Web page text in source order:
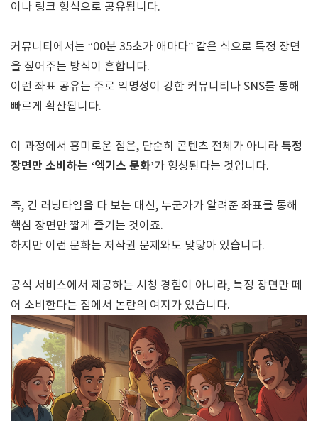
이나 링크 형식으로 공유됩니다.
커뮤니티에서는 “00분 35초가 애마다” 같은 식으로 특정 장면
을 짚어주는 방식이 흔합니다.
이런 좌표 공유는 주로 익명성이 강한 커뮤니티나 SNS를 통해
빠르게 확산됩니다.
이 과정에서 흥미로운 점은, 단순히 콘텐츠 전체가 아니라 특정
장면만 소비하는 ‘엑기스 문화’가 형성된다는 것입니다.
즉, 긴 러닝타임을 다 보는 대신, 누군가가 알려준 좌표를 통해
핵심 장면만 짧게 즐기는 것이죠.
하지만 이런 문화는 저작권 문제와도 맞닿아 있습니다.
공식 서비스에서 제공하는 시청 경험이 아니라, 특정 장면만 떼
어 소비한다는 점에서 논란의 여지가 있습니다.